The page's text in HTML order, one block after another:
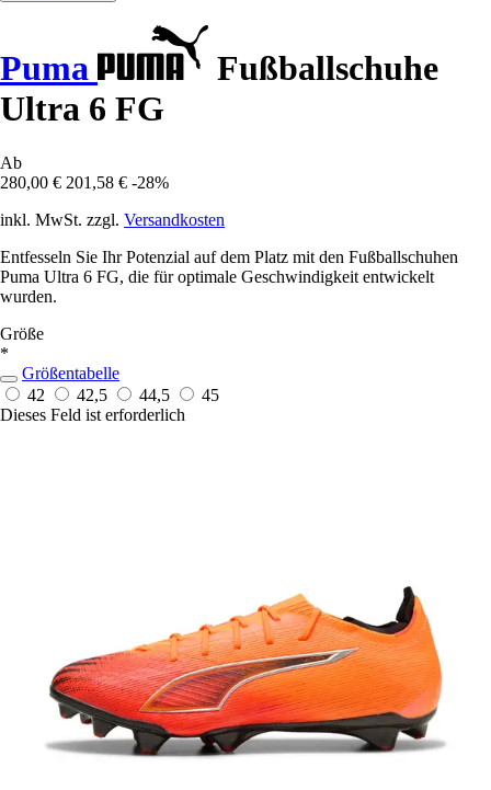
Puma
Fußballschuhe
Ultra 6 FG
Ab
280,00 € 201,58 € -28%
inkl. MwSt. zzgl. Versandkosten
Entfesseln Sie Ihr Potenzial auf dem Platz mit den Fußballschuhen
Puma Ultra 6 FG, die für optimale Geschwindigkeit entwickelt
wurden.
Größe
*
Größentabelle
42
42,5 44,5
45
Dieses Feld ist erforderlich